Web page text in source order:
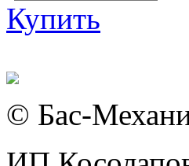
Купить
© Бас-